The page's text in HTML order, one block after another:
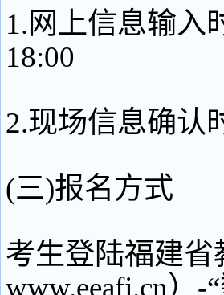
1.网上信息输入
18:00
2.现场信息确认
(三)报名方式
考生登陆福建省
www.eeafj.cn）-